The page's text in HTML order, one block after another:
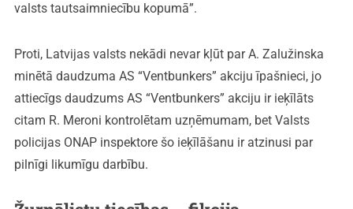
valsts tautsaimniecību kopumā”.
Proti, Latvijas valsts nekādi nevar kļūt par A. Zalužinska
minētā daudzuma AS “Ventbunkers” akciju īpašnieci, jo
attiecīgs daudzums AS “Ventbunkers” akciju ir ieķīlāts
citam R. Meroni kontrolētam uzņēmumam, bet Valsts
policijas ONAP inspektore šo ieķīlāšanu ir atzinusi par
pilnīgi likumīgu darbību.